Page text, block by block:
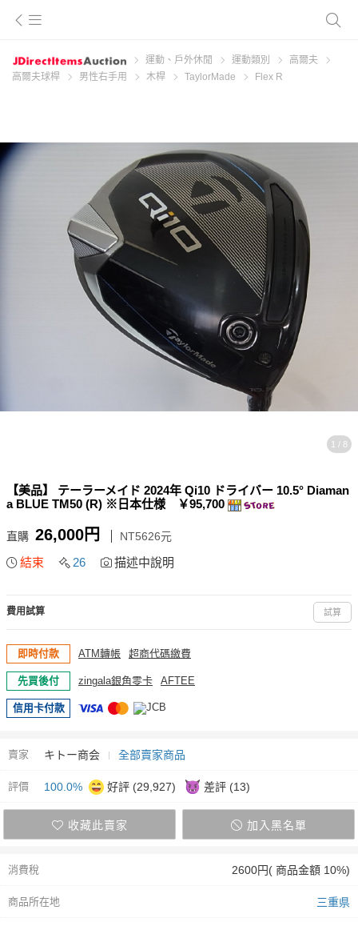
運動、戶外休閒 運動類別
高爾夫
高爾夫球桿
男性右手用 木桿 TaylorMade Flex R
1 / 8
【美品】 テーラーメイド 2024年 Qi10 ドライバー 10.5° Diaman
a BLUE TM50 (R) ※日本仕様 ￥95,700
直購 26,000円 NT5626元
結束 26 描述中說明
費用試算 試算
即時付款 ATM轉帳 超商代碼繳費
先買後付 zingala銀角零卡 AFTEE
信用卡付款
賣家 キトー商会 全部賣家商品
評價 100.0% 好評 (29,927) 差評 (13)
收藏此賣家 加入黑名單
消費稅 2600円( 商品金額 10%)
商品所在地 三重県